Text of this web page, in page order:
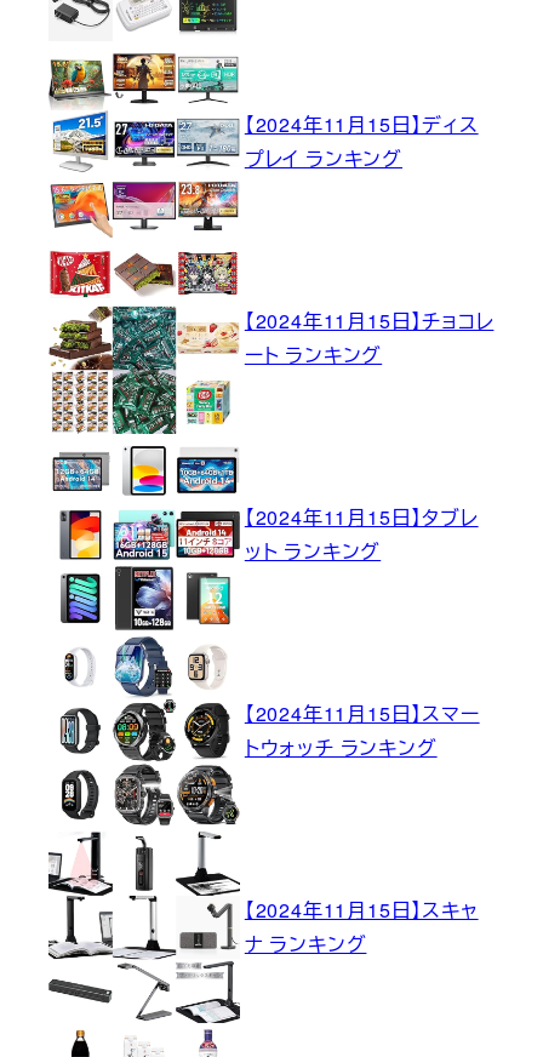
【2024年11月15日】ディス
プレイ ランキング
【2024年11月15日】チョコレ
ート ランキング
【2024年11月15日】タブレ
ット ランキング
【2024年11月15日】スマー
トウォッチ ランキング
【2024年11月15日】スキャ
ナ ランキング